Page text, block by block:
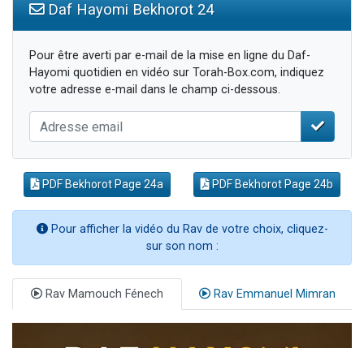
Daf Hayomi Bekhorot 24
Pour être averti par e-mail de la mise en ligne du Daf-
Hayomi quotidien en vidéo sur Torah-Box.com, indiquez
votre adresse e-mail dans le champ ci-dessous.
PDF Bekhorot Page 24a PDF Bekhorot Page 24b
Pour afficher la vidéo du Rav de votre choix, cliquez-
sur son nom :
Rav Mamouch Fénech Rav Emmanuel Mimran